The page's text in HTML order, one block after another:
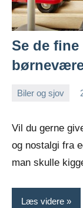
Se de
Biler og sjov
Vil du gerne
og nostalgi fra
man skulle
Læs videre